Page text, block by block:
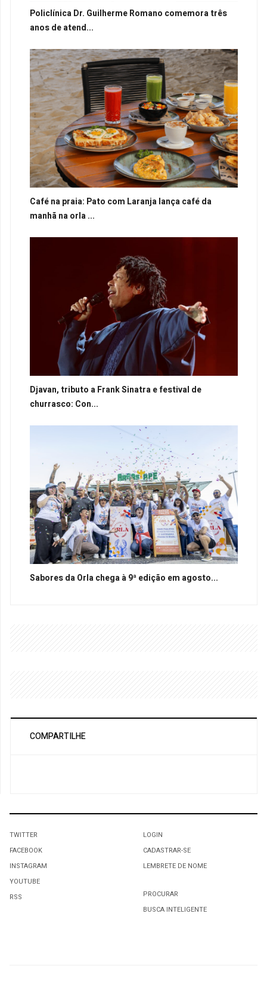
Policlínica Dr. Guilherme Romano comemora três
anos de atend...
Café na praia: Pato com Laranja lança café da
manhã na orla ...
Djavan, tributo a Frank Sinatra e festival de
churrasco: Con...
Sabores da Orla chega à 9ª edição em agosto...
COMPARTILHE
TWITTER
FACEBOOK
INSTAGRAM
YOUTUBE
RSS
LOGIN
CADASTRAR-SE
LEMBRETE DE NOME
PROCURAR
BUSCA INTELIGENTE